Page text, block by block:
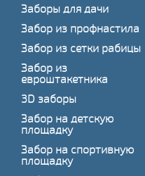
Заборы для дачи
Забор из профнастила
Забор из сетки рабицы
Забор из
евроштакетника
3D заборы
Забор на детскую
площадку
Забор на спортивную
площадку